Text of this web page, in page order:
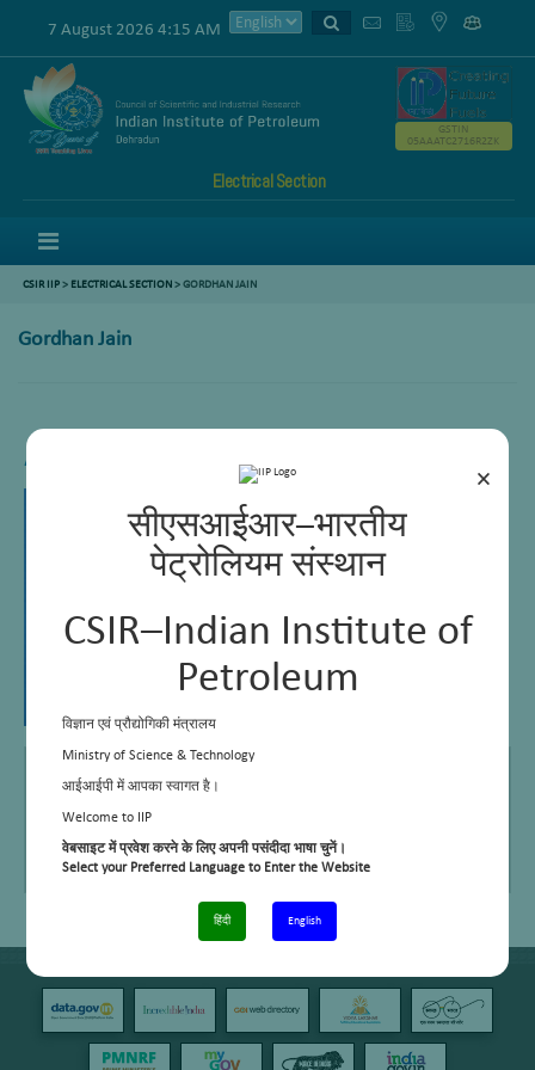
×
सीएसआईआर–भारतीय
पेट्रोलियम संस्थान
CSIR–Indian Institute of
Petroleum
विज्ञान एवं प्रौद्योगिकी मंत्रालय
Ministry of Science & Technology
आईआईपी में आपका स्वागत है।
Welcome to IIP
वेबसाइट में प्रवेश करने के लिए अपनी पसंदीदा भाषा चुनें।
Select your Preferred Language to Enter the Website
हिंदी English
7 August 2026 4:15 AM
Electrical Section
GSTIN
05AAATC2716R2ZK
CSIR IIP> ELECTRICAL SECTION> GORDHAN JAIN
Gordhan Jain
Assistant Engineer (Electrical)
E Mail gjain@iip.res.in
Area of work/interest
Electrical Maintenance (Office, Lab, GH, Lab Street Lights
& Pump House)